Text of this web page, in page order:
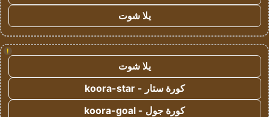
يلا شوت
!
يلا شوت
كورة ستار - koora-star
كورة جول - koora-goal